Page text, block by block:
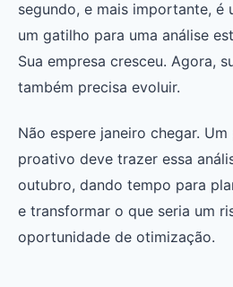
segundo, e mais importante, é
um gatilho para uma análise
Sua empresa cresceu. Agora,
também precisa evoluir.
Não espere janeiro chegar.
proativo deve trazer essa
outubro, dando tempo para
e transformar o que seria um
oportunidade de otimização.